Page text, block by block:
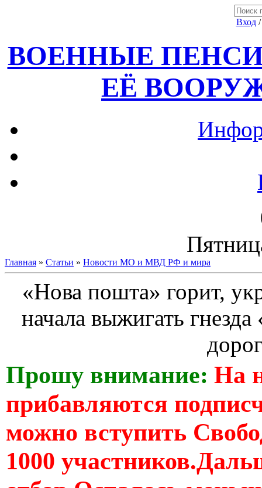
Вход
ВОЕННЫЕ
ЕЁ
Главная » Статьи » Новости МО и МВД РФ и мира
«Нова пошта» горит,
начала выжигать
Прошу внимание: На
прибавляются
можно вступить
1000